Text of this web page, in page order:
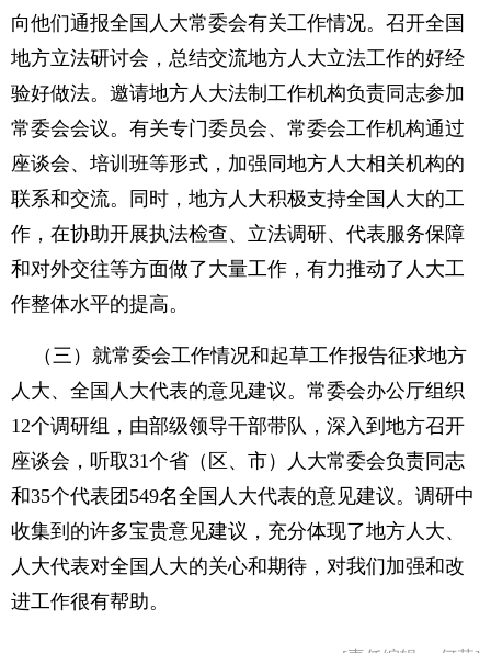
向他们通报全国人大常委会有关工作情况。召开全国
地方立法研讨会，总结交流地方人大立法工作的好经
验好做法。邀请地方人大法制工作机构负责同志参加
常委会会议。有关专门委员会、常委会工作机构通过
座谈会、培训班等形式，加强同地方人大相关机构的
联系和交流。同时，地方人大积极支持全国人大的工
作，在协助开展执法检查、立法调研、代表服务保障
和对外交往等方面做了大量工作，有力推动了人大工
作整体水平的提高。
（三）就常委会工作情况和起草工作报告征求地方
人大、全国人大代表的意见建议。常委会办公厅组织
12个调研组，由部级领导干部带队，深入到地方召开
座谈会，听取31个省（区、市）人大常委会负责同志
和35个代表团549名全国人大代表的意见建议。调研中
收集到的许多宝贵意见建议，充分体现了地方人大、
人大代表对全国人大的关心和期待，对我们加强和改
进工作很有帮助。